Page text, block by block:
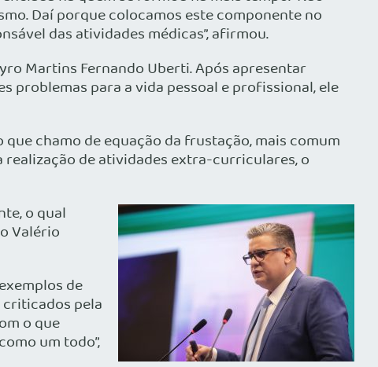
Daí porque colocamos este componente no
das atividades médicas”, afirmou.
Martins Fernando Uberti. Após apresentar
problemas para a vida pessoal e profissional, ele
chamo de equação da frustação, mais comum
realização de atividades extra-curriculares, o
o qual
Valério
de
pela
o que
um todo”,